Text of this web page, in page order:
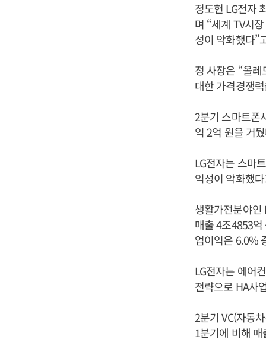
정도현 LG전자
며 “세계 TV시
성이 악화했다”
정 사장은 “올
대한 가격경쟁
2분기 스마트폰
익 2억 원을 거
LG전자는 스마
익성이 악화했
생활가전분야인
매출 4조4853
업이익은 6.0%
LG전자는 에어
전략으로 HA사
2분기 VC(자동
1분기에 비해